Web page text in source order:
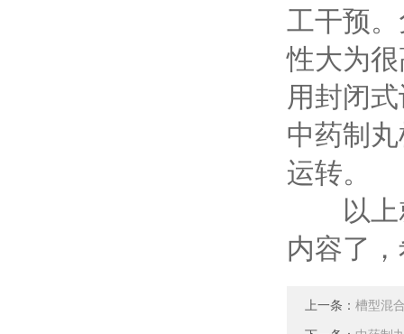
工干预
性大为
用封闭
中药制
运转。
以上就
内容了
上一条： 槽型混